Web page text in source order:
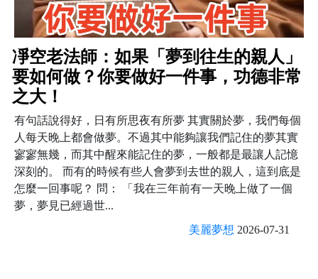
凈空老法師：如果「夢到往生的親人」
要如何做？你要做好一件事，功德非常
之大！
有句話說得好，日有所思夜有所夢 其實關於夢，我們每個
人每天晚上都會做夢。不過其中能夠讓我們記住的夢其實
寥寥無幾，而其中醒來能記住的夢，一般都是最讓人記憶
深刻的。 而有的時候有些人會夢到去世的親人，這到底是
怎麼一回事呢？ 問： 「我在三年前有一天晚上做了一個
夢，夢見已經過世...
美麗夢想 2026-07-31